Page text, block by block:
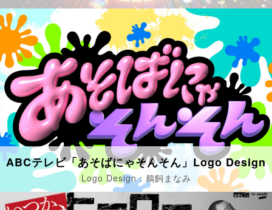
ABCテレビ「あそばにゃそんそん」Logo Design
Logo Design：鵜飼まなみ